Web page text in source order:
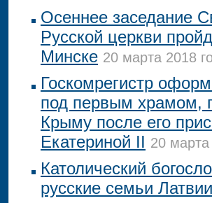
Осеннее заседание
Русской церкви
Минске 20 марта 2018
Госкомрегистр
под первым храмом,
Крыму после его
Екатериной II 20
Католический
русские семьи